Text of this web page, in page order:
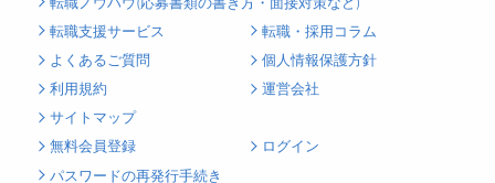
転職支援サービス
転職・採用コラム
よくあるご質問
個人情報保護方針
利用規約
運営会社
サイトマップ
無料会員登録
ログイン
パスワードの再発行手続き